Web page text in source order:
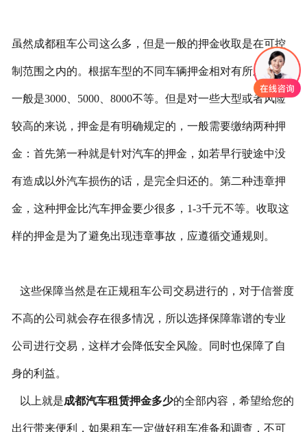
虽然成都租车公司这么多，但是一般的押金收取是在可控
制范围之内的。根据车型的不同车辆押金相对有所差役，
一般是3000、5000、8000不等。但是对一些大型或者风险
较高的来说，押金是有明确规定的，一般需要缴纳两种押
金：首先第一种就是针对汽车的押金，如若早行驶途中没
有造成以外汽车损伤的话，是完全归还的。第二种违章押
金，这种押金比汽车押金要少很多，1-3千元不等。收取这
样的押金是为了避免出现违章事故，应遵循交通规则。
这些保障当然是在正规租车公司交易进行的，对于信誉度
不高的公司就会存在很多情况，所以选择保障靠谱的专业
公司进行交易，这样才会降低安全风险。同时也保障了自
身的利益。
以上就是成都汽车租赁押金多少的全部内容，希望给您的
出行带来便利，如果租车一定做好租车准备和调查，不可